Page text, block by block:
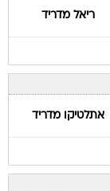
ריאל מדריד
אתלטיקו מדריד